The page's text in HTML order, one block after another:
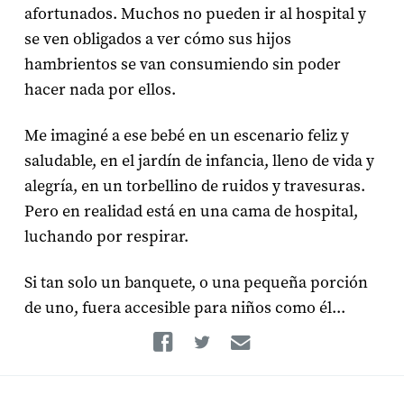
afortunados. Muchos no pueden ir al hospital y
se ven obligados a ver cómo sus hijos
hambrientos se van consumiendo sin poder
hacer nada por ellos.
Me imaginé a ese bebé en un escenario feliz y
saludable, en el jardín de infancia, lleno de vida y
alegría, en un torbellino de ruidos y travesuras.
Pero en realidad está en una cama de hospital,
luchando por respirar.
Si tan solo un banquete, o una pequeña porción
de uno, fuera accesible para niños como él...
Facebook
Twitter